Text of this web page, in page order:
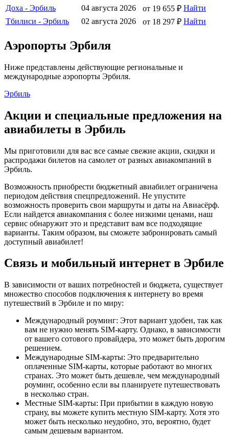
Доха - Эрбиль
04 августа 2026 от 19 655 ₽ Найти
Тбилиси - Эрбиль
02 августа 2026 от 18 297 ₽ Найти
Аэропорты Эрбиля
Ниже представлены действующие региональные и
международные аэропорты Эрбиля.
Эрбиль
Акции и специальные предложения на
авиабилеты в Эрбиль
Мы приготовили для вас все самые свежие акции, скидки и
распродажи билетов на самолет от разных авиакомпаний в
Эрбиль.
Возможность приобрести бюджетный авиабилет ограничена
периодом действия спецпредложений. Не упустите
возможность проверить свои маршруты и даты на Авиасёрф.
Если найдется авиакомпания с более низкими ценами, наш
сервис обнаружит это и представит вам все подходящие
варианты. Таким образом, вы сможете забронировать самый
доступный авиабилет!
Связь и мобильный интернет в Эрбиле
В зависимости от ваших потребностей и бюджета, существует
множество способов подключения к интернету во время
путешествий в Эрбиле и по миру:
Международный роуминг: Этот вариант удобен, так как
вам не нужно менять SIM-карту. Однако, в зависимости
от вашего сотового провайдера, это может быть дорогим
решением.
Международные SIM-карты: Это предварительно
оплаченные SIM-карты, которые работают во многих
странах. Это может быть дешевле, чем международный
роуминг, особенно если вы планируете путешествовать
в несколько стран.
Местные SIM-карты: При прибытии в каждую новую
страну, вы можете купить местную SIM-карту. Хотя это
может быть несколько неудобно, это, вероятно, будет
самым дешевым вариантом.